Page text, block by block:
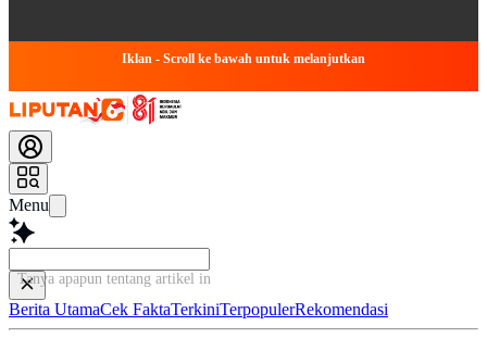
Iklan - Scroll ke bawah untuk melanjutkan
Menu
Tanya apapun tentang artikel i
Berita UtamaCek FaktaTerkiniTerpopulerRekomendasi